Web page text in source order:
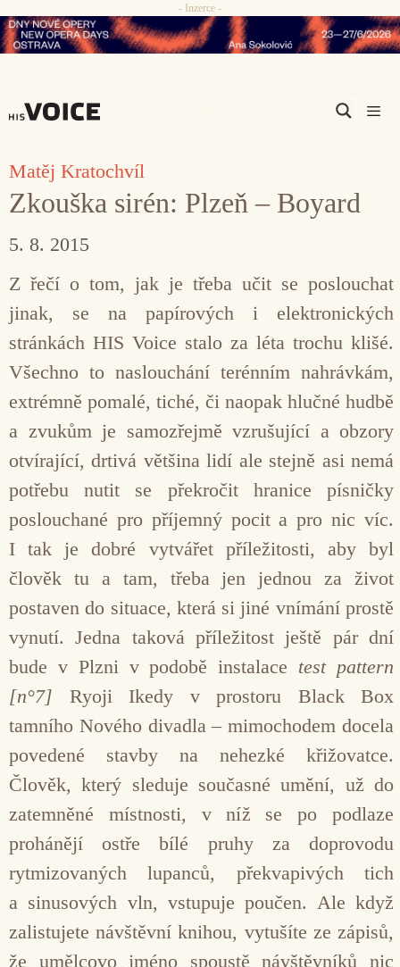
Přeskočit
na
- Inzerce -
Matěj Kratochvíl
Zkouška sirén: Plzeň – Boyard
5. 8. 2015
Z řečí o tom, jak je třeba učit se poslouchat
jinak, se na papírových i elektronických
stránkách HIS Voice stalo za léta trochu klišé.
Všechno to naslouchání terénním nahrávkám,
extrémně pomalé, tiché, či naopak hlučné hudbě
a zvukům je samozřejmě vzrušující a obzory
otvírající, drtivá většina lidí ale stejně asi nemá
potřebu nutit se překročit hranice písničky
poslouchané pro příjemný pocit a pro nic víc.
I tak je dobré vytvářet příležitosti, aby byl
člověk tu a tam, třeba jen jednou za život
postaven do situace, která si jiné vnímání prostě
vynutí. Jedna taková příležitost ještě pár dní
bude v Plzni v podobě instalace test pattern
[n°7] Ryoji Ikedy v prostoru Black Box
tamního Nového divadla – mimochodem docela
povedené stavby na nehezké křižovatce.
Člověk, který sleduje současné umění, už do
zatemněné místnosti, v níž se po podlaze
prohánějí ostře bílé pruhy za doprovodu
rytmizovaných lupanců, překvapivých tich
a sinusových vln, vstupuje poučen. Ale když
zalistujete návštěvní knihou, vytušíte ze zápisů,
že umělcovo jméno spoustě návštěvníků nic